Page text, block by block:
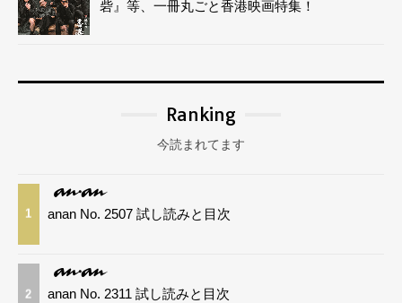
砦』等、一冊丸ごと香港映画特集！
Ranking
今読まれてます
1 anan No. 2507 試し読みと目次
2 anan No. 2311 試し読みと目次